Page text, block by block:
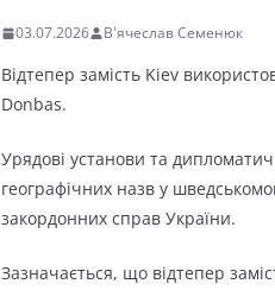
03.07.2026 В'ячеслав Семенюк
Відтепер замість Kiev
Donbas.
Урядові установи та
географічних назв у
закордонних справ України.
Зазначається, що відтепер